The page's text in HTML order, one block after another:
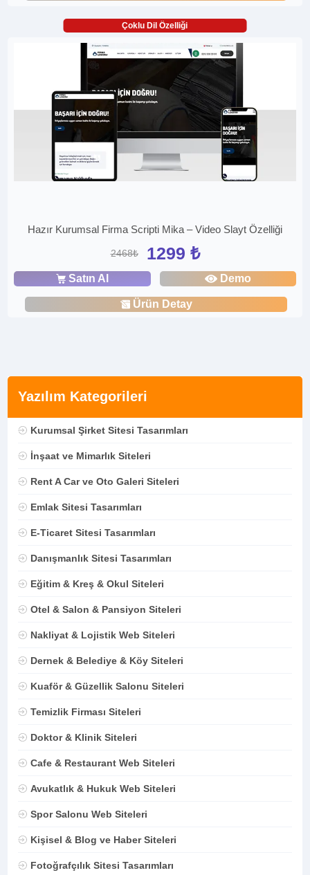
Yazılım Kategorileri
Kurumsal Şirket Sitesi Tasarımları
İnşaat ve Mimarlık Siteleri
Rent A Car ve Oto Galeri Siteleri
Emlak Sitesi Tasarımları
E-Ticaret Sitesi Tasarımları
Danışmanlık Sitesi Tasarımları
Eğitim & Kreş & Okul Siteleri
Otel & Salon & Pansiyon Siteleri
Nakliyat & Lojistik Web Siteleri
Dernek & Belediye & Köy Siteleri
Kuaför & Güzellik Salonu Siteleri
Temizlik Firması Siteleri
Doktor & Klinik Siteleri
Cafe & Restaurant Web Siteleri
Avukatlık & Hukuk Web Siteleri
Spor Salonu Web Siteleri
Kişisel & Blog ve Haber Siteleri
Fotoğrafçılık Sitesi Tasarımları
Çoklu Dil Özelliği
Hazır Kurumsal Firma Scripti Mika – Video Slayt Özelliği
2468₺ 1299 ₺
Satın Al Demo
Ürün Detay